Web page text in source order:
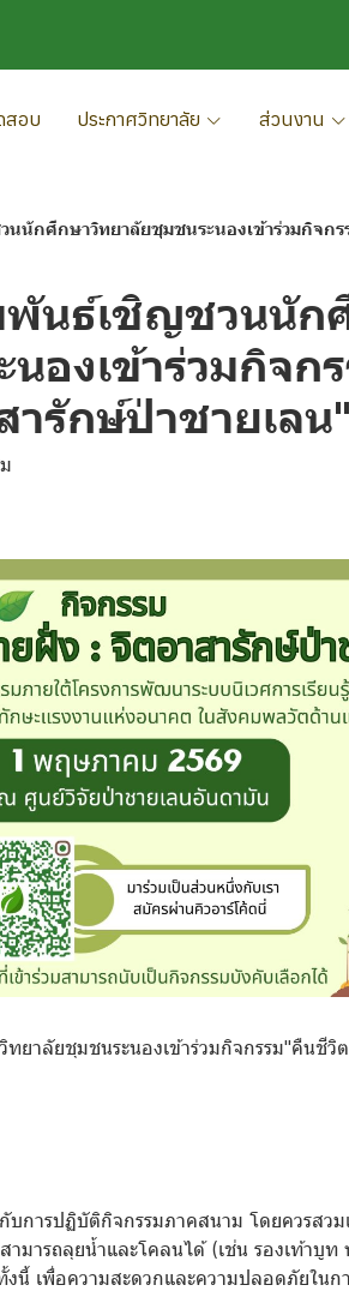
สอบ ประกาศวิทยาลัย ส่วนงาน
นนักศึกษาวิทยาลัยชุมชนระนองเข้าร่วมกิจก
พันธ์เชิญชวนนัก
องเข้าร่วมกิจก
ารักษ์ป่าชายเลน"
ยาลัยชุมชนระนองเข้าร่วมกิจกรรม"คืนชีวิ
การปฏิบัติกิจกรรมภาคสนาม โดยควรสว
ามารถลุยน้ำและโคลนได้ (เช่น รองเท้าบู
เพื่อความสะดวกและความปลอดภัยในก